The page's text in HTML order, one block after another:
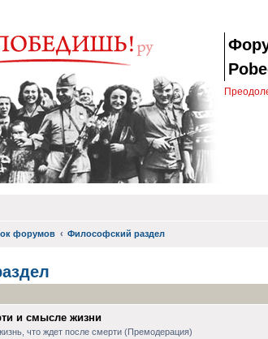
форумов Философский раздел
и смысле жизни
что ждет после смерти (Премодерация)